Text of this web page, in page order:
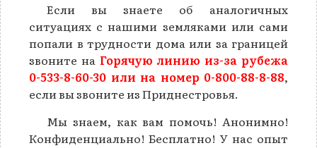
Если вы знаете об аналогичных
ситуациях с нашими земляками или сами
попали в трудности дома или за границей
звоните на Горячую линию из-за рубежа
0-533-8-60-30 или на номер 0-800-88-8-88,
если вы звоните из Приднестровья.
Мы знаем, как вам помочь! Анонимно!
Конфиденциально! Бесплатно! У нас опыт